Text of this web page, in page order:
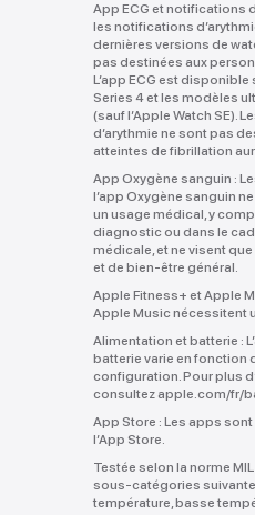
App ECG et notifications
les notifications
dernières versions de
pas destinées aux
L’app ECG est disponible
Series 4 et les modèles
(sauf l’Apple Watch SE).
d’arythmie ne sont pas
atteintes de fibrillation
App Oxygène sanguin :
l’app Oxygène sanguin
un usage médical, y
diagnostic ou dans le
médicale, et ne visent
et de bien‑être général.
Apple Fitness+ et Apple
Apple Music nécessitent
Alimentation et batterie :
batterie varie en fonction
configuration. Pour plus
consultez apple.com/fr/
App Store : Les apps
l’App Store.
Testée selon la norme
sous-catégories
température, basse